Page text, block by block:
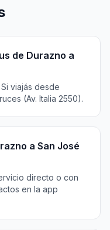
de Durazno a
viajás desde
(Av. Italia 2550).
a San José
directo o con
en la app